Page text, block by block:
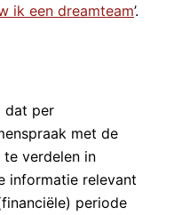
ik een dreamteam’.
dat per
met de
verdelen in
informatie relevant
periode